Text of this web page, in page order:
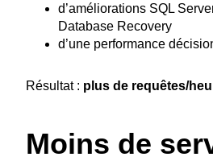
d’améliorations SQL
Database Recovery
d’une performance
Résultat : plus de requêtes/
Moins de